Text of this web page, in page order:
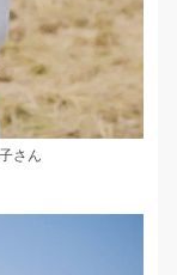
さん